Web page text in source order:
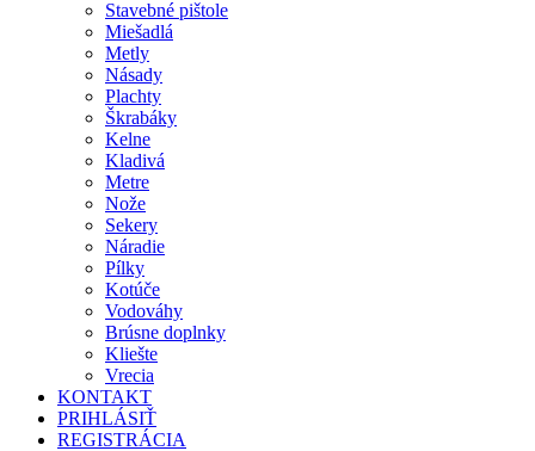
Stavebné pištole
Miešadlá
Metly
Násady
Plachty
Škrabáky
Kelne
Kladivá
Metre
Nože
Sekery
Náradie
Pílky
Kotúče
Vodováhy
Brúsne doplnky
Kliešte
Vrecia
KONTAKT
PRIHLÁSIŤ
REGISTRÁCIA